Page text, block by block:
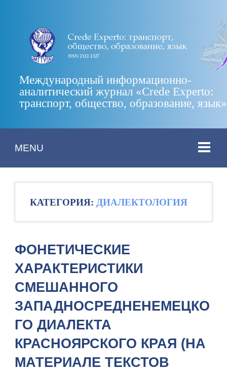
Международный информационно-
аналитический журнал «Crede Experto:
транспорт, общество, образование, язык»
MENU
КАТЕГОРИЯ: ДИАЛЕКТОЛОГИЯ
ФОНЕТИЧЕСКИЕ
ХАРАКТЕРИСТИКИ
СМЕШАННОГО
ЗАПАДНОСРЕДНЕНЕМЕЦКО
ГО ДИАЛЕКТА
КРАСНОЯРСКОГО КРАЯ (НА
МАТЕРИАЛЕ ТЕКСТОВ